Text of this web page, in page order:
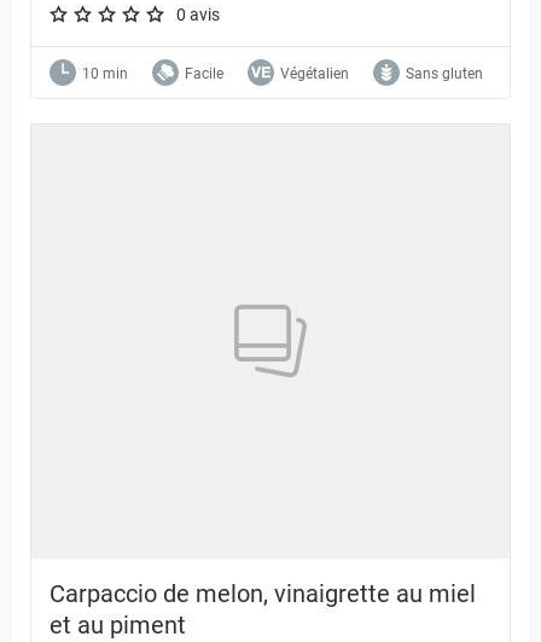
A star rating of 0 out of 5.
0 avis
10 min Facile Végétalien Sans gluten
Carpaccio de melon, vinaigrette au miel
et au piment